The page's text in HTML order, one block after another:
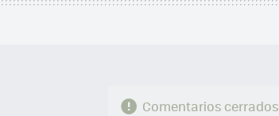
Comentarios cerrados